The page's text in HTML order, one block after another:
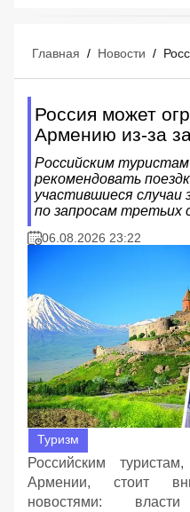
Главная / Новости /
Россия может
Армению из-за
Российским
рекомендовать
участившиеся
по запросам третьих
06.08.2026 23:22
Туризм
Российским
Армении, стоит
новостями: